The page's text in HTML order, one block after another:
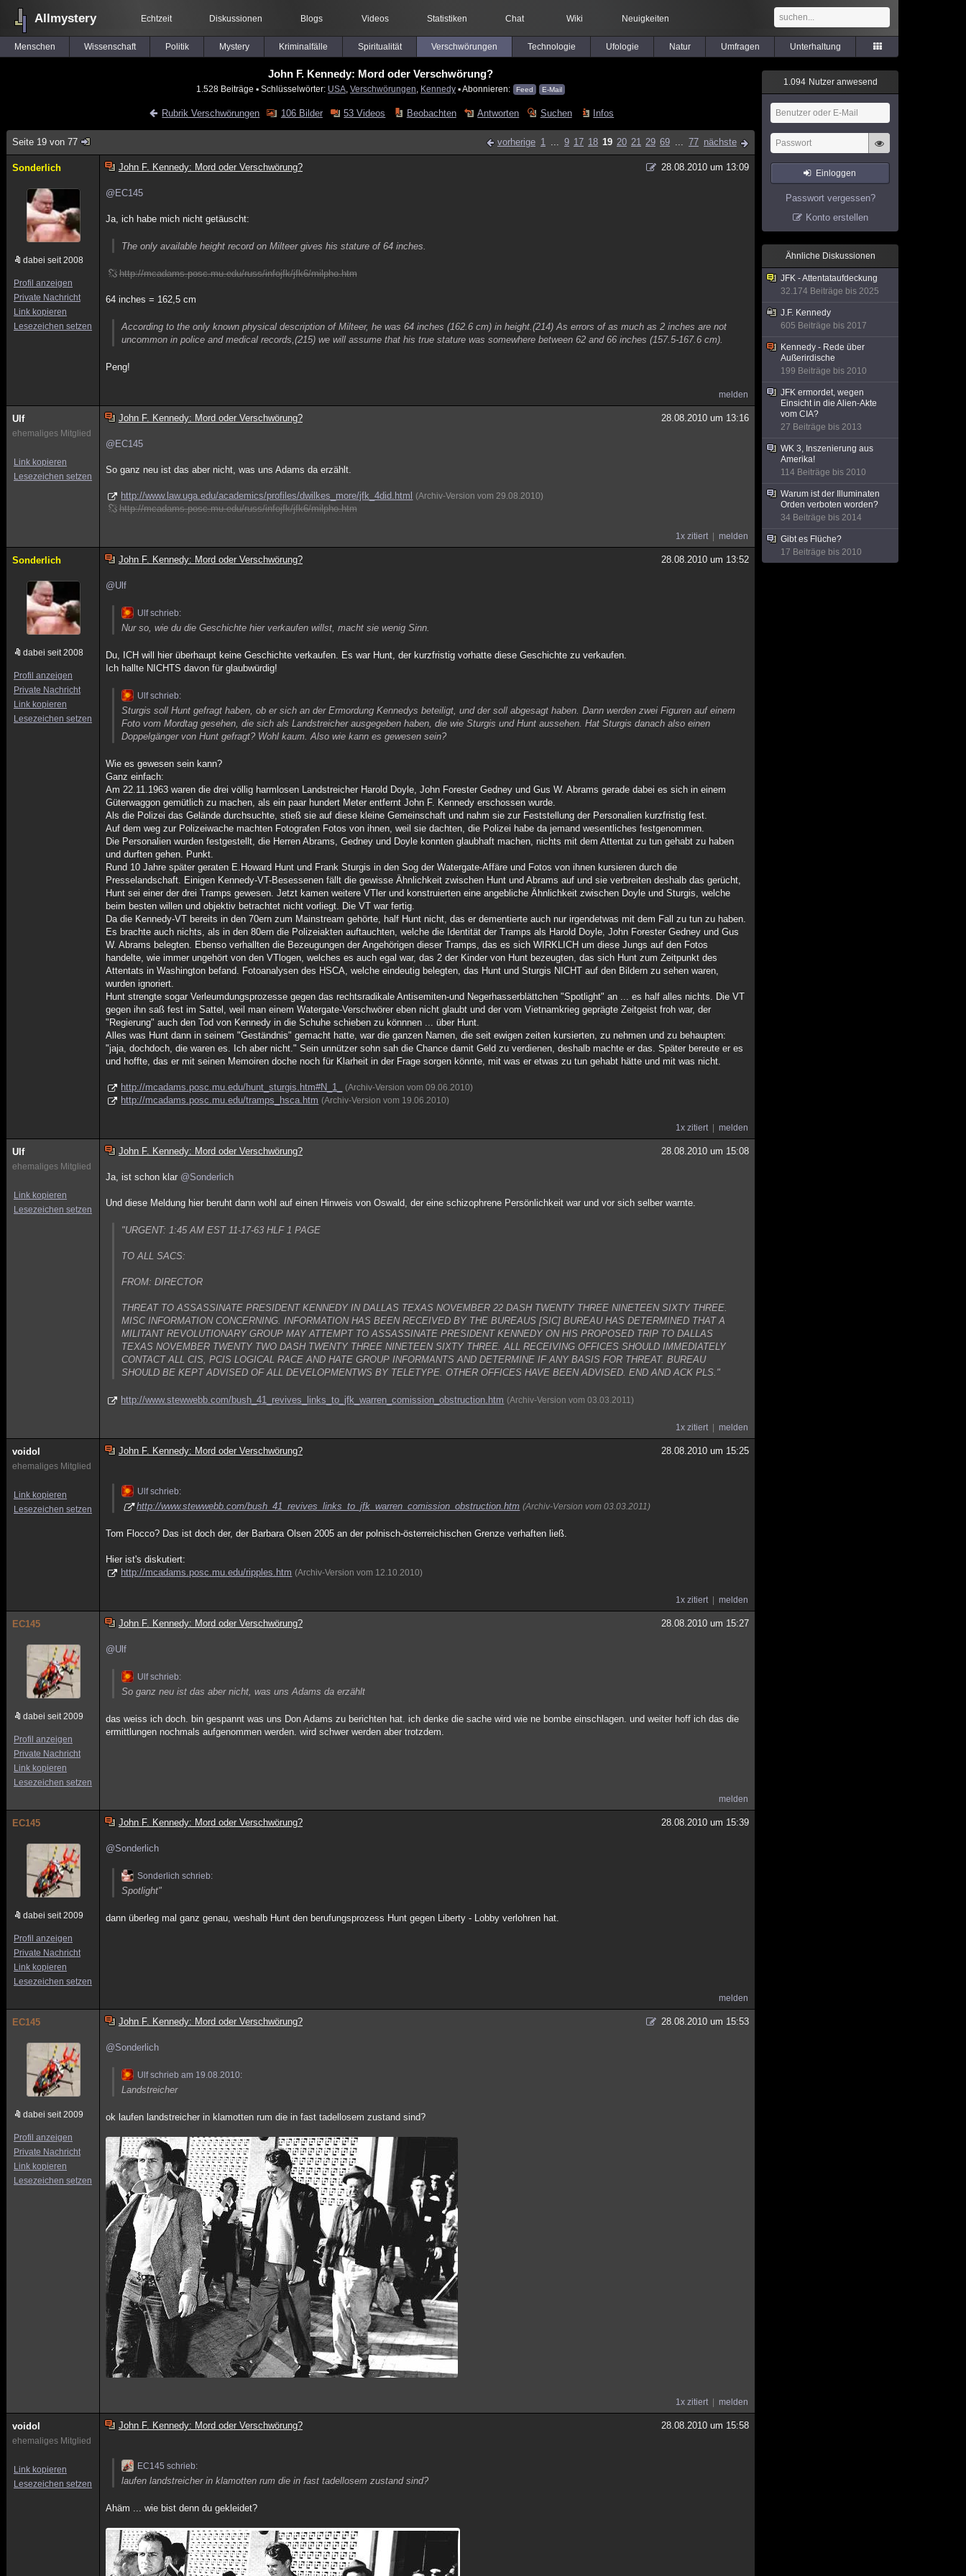
Allmystery Echtzeit Diskussionen Blogs Videos Statistiken Chat Wiki Neuigkeiten
Menschen Wissenschaft Politik Mystery Kriminalfälle Spiritualität Verschwörungen Technologie Ufologie Natur Umfragen Unterhaltung
John F. Kennedy: Mord oder Verschwörung?
1.528 Beiträge ▪ Schlüsselwörter: USA Verschwörungen Kennedy ▪ Abonnieren: Feed E-Mail
Rubrik Verschwörungen 106 Bilder 53 Videos Beobachten Antworten Suchen Infos
Seite 19 von 77 vorherige 1 ... 9 17 18 19 20 21 29 69 ... 77 nächste
Sonderlich
dabei seit 2008
Profil anzeigen
Private Nachricht
Link kopieren
Lesezeichen setzen
John F. Kennedy: Mord oder Verschwörung? 28.08.2010 um 13:09
@EC145
Ja, ich habe mich nicht getäuscht:
The only available height record on Milteer gives his stature of 64 inches.
http://mcadams.posc.mu.edu/russ/infojfk/jfk6/milpho.htm
64 inches = 162,5 cm
According to the only known physical description of Milteer, he was 64 inches (162.6 cm) in height.(214) As errors of as much as 2 inches are not
uncommon in police and medical records,(215) we will assume that his true stature was somewhere between 62 and 66 inches (157.5-167.6 cm).
Peng!
melden
Ulf
ehemaliges Mitglied
Link kopieren
Lesezeichen setzen
John F. Kennedy: Mord oder Verschwörung? 28.08.2010 um 13:16
@EC145
So ganz neu ist das aber nicht, was uns Adams da erzählt.
http://www.law.uga.edu/academics/profiles/dwilkes_more/jfk_4did.html (Archiv-Version vom 29.08.2010)
http://mcadams.posc.mu.edu/russ/infojfk/jfk6/milpho.htm
1x zitiert melden
Sonderlich
dabei seit 2008
Profil anzeigen
Private Nachricht
Link kopieren
Lesezeichen setzen
John F. Kennedy: Mord oder Verschwörung? 28.08.2010 um 13:52
@Ulf
Ulf schrieb:
Nur so, wie du die Geschichte hier verkaufen willst, macht sie wenig Sinn.
Du, ICH will hier überhaupt keine Geschichte verkaufen. Es war Hunt, der kurzfristig vorhatte diese Geschichte zu verkaufen.
Ich hallte NICHTS davon für glaubwürdig!
Ulf schrieb:
Sturgis soll Hunt gefragt haben, ob er sich an der Ermordung Kennedys beteiligt, und der soll abgesagt haben. Dann werden zwei Figuren auf einem
Foto vom Mordtag gesehen, die sich als Landstreicher ausgegeben haben, die wie Sturgis und Hunt aussehen. Hat Sturgis danach also einen
Doppelgänger von Hunt gefragt? Wohl kaum. Also wie kann es gewesen sein?
Wie es gewesen sein kann?
Ganz einfach:
Am 22.11.1963 waren die drei völlig harmlosen Landstreicher Harold Doyle, John Forester Gedney und Gus W. Abrams gerade dabei es sich in einem
Güterwaggon gemütlich zu machen, als ein paar hundert Meter entfernt John F. Kennedy erschossen wurde.
Als die Polizei das Gelände durchsuchte, stieß sie auf diese kleine Gemeinschaft und nahm sie zur Feststellung der Personalien kurzfristig fest.
Auf dem weg zur Polizeiwache machten Fotografen Fotos von ihnen, weil sie dachten, die Polizei habe da jemand wesentliches festgenommen.
Die Personalien wurden festgestellt, die Herren Abrams, Gedney und Doyle konnten glaubhaft machen, nichts mit dem Attentat zu tun gehabt zu haben
und durften gehen. Punkt.
Rund 10 Jahre später geraten E.Howard Hunt und Frank Sturgis in den Sog der Watergate-Affäre und Fotos von ihnen kursieren durch die
Presselandschaft. Einigen Kennedy-VT-Besessenen fällt die gewisse Ähnlichkeit zwischen Hunt und Abrams auf und sie verbreiten deshalb das gerücht,
Hunt sei einer der drei Tramps gewesen. Jetzt kamen weitere VTler und konstruierten eine angebliche Ähnlichkeit zwischen Doyle und Sturgis, welche
beim besten willen und objektiv betrachtet nicht vorliegt. Die VT war fertig.
Da die Kennedy-VT bereits in den 70ern zum Mainstream gehörte, half Hunt nicht, das er dementierte auch nur irgendetwas mit dem Fall zu tun zu haben.
Es brachte auch nichts, als in den 80ern die Polizeiakten auftauchten, welche die Identität der Tramps als Harold Doyle, John Forester Gedney und Gus
W. Abrams belegten. Ebenso verhallten die Bezeugungen der Angehörigen dieser Tramps, das es sich WIRKLICH um diese Jungs auf den Fotos
handelte, wie immer ungehört von den VTlogen, welches es auch egal war, das 2 der Kinder von Hunt bezeugten, das sich Hunt zum Zeitpunkt des
Attentats in Washington befand. Fotoanalysen des HSCA, welche eindeutig belegten, das Hunt und Sturgis NICHT auf den Bildern zu sehen waren,
wurden ignoriert.
Hunt strengte sogar Verleumdungsprozesse gegen das rechtsradikale Antisemiten-und Negerhasserblättchen "Spotlight" an ... es half alles nichts. Die VT
gegen ihn saß fest im Sattel, weil man einem Watergate-Verschwörer eben nicht glaubt und der vom Vietnamkrieg geprägte Zeitgeist froh war, der
"Regierung" auch den Tod von Kennedy in die Schuhe schieben zu könnnen ... über Hunt.
Alles was Hunt dann in seinem "Geständnis" gemacht hatte, war die ganzen Namen, die seit ewigen zeiten kursierten, zu nehmen und zu behaupten:
"jaja, dochdoch, die waren es. Ich aber nicht." Sein unnützer sohn sah die Chance damit Geld zu verdienen, deshalb machte er das. Später bereute er es
und hoffte, das er mit seinen Memoiren doche noch für Klarheit in der Frage sorgen könnte, mit was er etwas zu tun gehabt hätte und mit was nicht.
http://mcadams.posc.mu.edu/hunt_sturgis.htm#N_1_ (Archiv-Version vom 09.06.2010)
http://mcadams.posc.mu.edu/tramps_hsca.htm (Archiv-Version vom 19.06.2010)
1x zitiert melden
Ulf
ehemaliges Mitglied
Link kopieren
Lesezeichen setzen
John F. Kennedy: Mord oder Verschwörung? 28.08.2010 um 15:08
Ja, ist schon klar @Sonderlich
Und diese Meldung hier beruht dann wohl auf einen Hinweis von Oswald, der eine schizophrene Persönlichkeit war und vor sich selber warnte.
"URGENT: 1:45 AM EST 11-17-63 HLF 1 PAGE
TO ALL SACS:
FROM: DIRECTOR
THREAT TO ASSASSINATE PRESIDENT KENNEDY IN DALLAS TEXAS NOVEMBER 22 DASH TWENTY THREE NINETEEN SIXTY THREE.
MISC INFORMATION CONCERNING. INFORMATION HAS BEEN RECEIVED BY THE BUREAUS [SIC] BUREAU HAS DETERMINED THAT A
MILITANT REVOLUTIONARY GROUP MAY ATTEMPT TO ASSASSINATE PRESIDENT KENNEDY ON HIS PROPOSED TRIP TO DALLAS
TEXAS NOVEMBER TWENTY TWO DASH TWENTY THREE NINETEEN SIXTY THREE. ALL RECEIVING OFFICES SHOULD IMMEDIATELY
CONTACT ALL CIS, PCIS LOGICAL RACE AND HATE GROUP INFORMANTS AND DETERMINE IF ANY BASIS FOR THREAT. BUREAU
SHOULD BE KEPT ADVISED OF ALL DEVELOPMENTWS BY TELETYPE. OTHER OFFICES HAVE BEEN ADVISED. END AND ACK PLS."
http://www.stewwebb.com/bush_41_revives_links_to_jfk_warren_comission_obstruction.htm (Archiv-Version vom 03.03.2011)
1x zitiert melden
voidol
ehemaliges Mitglied
Link kopieren
Lesezeichen setzen
John F. Kennedy: Mord oder Verschwörung? 28.08.2010 um 15:25
Ulf schrieb:
http://www.stewwebb.com/bush_41_revives_links_to_jfk_warren_comission_obstruction.htm (Archiv-Version vom 03.03.2011)
Tom Flocco? Das ist doch der, der Barbara Olsen 2005 an der polnisch-österreichischen Grenze verhaften ließ.
Hier ist's diskutiert:
http://mcadams.posc.mu.edu/ripples.htm (Archiv-Version vom 12.10.2010)
1x zitiert melden
EC145
dabei seit 2009
Profil anzeigen
Private Nachricht
Link kopieren
Lesezeichen setzen
John F. Kennedy: Mord oder Verschwörung? 28.08.2010 um 15:27
@Ulf
Ulf schrieb:
So ganz neu ist das aber nicht, was uns Adams da erzählt
das weiss ich doch. bin gespannt was uns Don Adams zu berichten hat. ich denke die sache wird wie ne bombe einschlagen. und weiter hoff ich das die
ermittlungen nochmals aufgenommen werden. wird schwer werden aber trotzdem.
melden
EC145
dabei seit 2009
Profil anzeigen
Private Nachricht
Link kopieren
Lesezeichen setzen
John F. Kennedy: Mord oder Verschwörung? 28.08.2010 um 15:39
@Sonderlich
Sonderlich schrieb:
Spotlight"
dann überleg mal ganz genau, weshalb Hunt den berufungsprozess Hunt gegen Liberty - Lobby verlohren hat.
melden
EC145
dabei seit 2009
Profil anzeigen
Private Nachricht
Link kopieren
Lesezeichen setzen
John F. Kennedy: Mord oder Verschwörung? 28.08.2010 um 15:53
@Sonderlich
Ulf schrieb am 19.08.2010:
Landstreicher
ok laufen landstreicher in klamotten rum die in fast tadellosem zustand sind?
1x zitiert melden
voidol
ehemaliges Mitglied
Link kopieren
Lesezeichen setzen
John F. Kennedy: Mord oder Verschwörung? 28.08.2010 um 15:58
EC145 schrieb:
laufen landstreicher in klamotten rum die in fast tadellosem zustand sind?
Ahäm ... wie bist denn du gekleidet?
1.094 Nutzer anwesend
Einloggen
Passwort vergessen?
Konto erstellen
Ähnliche Diskussionen
JFK - Attentataufdeckung
32.174 Beiträge bis 2025
J.F. Kennedy
605 Beiträge bis 2017
Kennedy - Rede über
Außerirdische
199 Beiträge bis 2010
JFK ermordet, wegen
Einsicht in die Alien-Akte
vom CIA?
27 Beiträge bis 2013
WK 3, Inszenierung aus
Amerika!
114 Beiträge bis 2010
Warum ist der Illuminaten
Orden verboten worden?
34 Beiträge bis 2014
Gibt es Flüche?
17 Beiträge bis 2010